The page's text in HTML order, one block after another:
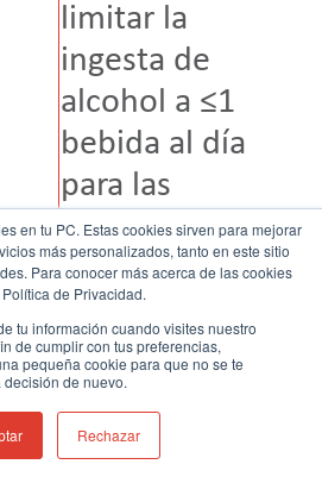
en tu PC. Estas cookies sirven para mejorar
más personalizados, tanto en este sitio
Para conocer más acerca de las cookies
de Privacidad.
tu información cuando visites nuestro
de cumplir con tus preferencias,
pequeña cookie para que no se te
de nuevo.
Rechazar
limitar la
ingesta de
alcohol a ≤1
bebida al día
para las
mujeres y ≤2
bebidas al día
para los
hombres. Una
bebida
estándar se